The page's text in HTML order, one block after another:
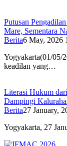
Putusan
Mare, Sementara
Berita6 May, 2026
Yogyakarta(01/05/
keadilan yang…
Literasi Hukum
Dampingi
Berita27 January,
Yogyakarta, 27